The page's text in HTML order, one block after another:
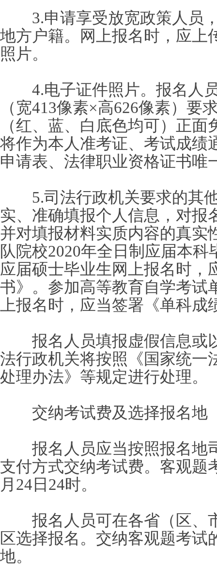
3.申请享受放宽政策人员，
地方户籍。网上报名时，应上
照片。
4.电子证件照片。报名人
（宽413像素×高626像素）要
（红、蓝、白底色均可）正
将作为本人准考证、考试成绩
申请表、法律职业资格证书唯
5.司法行政机关要求的其
实、准确填报个人信息，对报
并对填报材料实质内容的真实
队院校2020年全日制应届本
应届硕士毕业生网上报名时，
书》。参加高等教育自学考试
上报名时，应当签署《单科
报名人员填报虚假信息或
法行政机关将按照《国家统一
处理办法》等规定进行处理。
交纳考试费及选择报名地
报名人员应当按照报名地
支付方式交纳考试费。客观题
月24日24时。
报名人员可在各省（区、
区选择报名。交纳客观题考试
地。